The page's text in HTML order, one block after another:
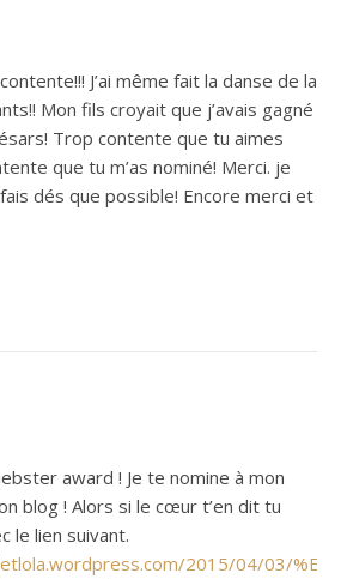
J’ai même fait la danse de la
Mon fils croyait que j’avais gagné
Trop contente que tu aimes
que tu m’as nominé! Merci. je
dés que possible! Encore merci et
award ! Je te nomine à mon
blog ! Alors si le cœur t’en dit tu
le lien suivant.
2015/04/03/